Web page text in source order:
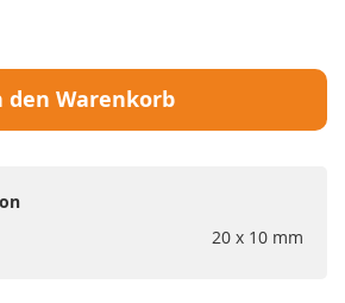
den Warenkorb
20 x 10 mm